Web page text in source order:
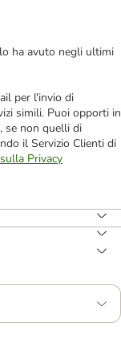
ha avuto negli ultimi
per l'invio di
simili. Puoi opporti in
se non quelli di
il Servizio Clienti di
Privacy